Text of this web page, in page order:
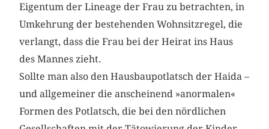
Eigentum der Lineage der Frau zu betrachten, in
Umkehrung der bestehenden Wohnsitzregel, die
verlangt, dass die Frau bei der Heirat ins Haus
des Mannes zieht.
Sollte man also den Hausbaupotlatsch der Haida –
und allgemeiner die anscheinend »anormalen«
Formen des Potlatsch, die bei den nördlichen